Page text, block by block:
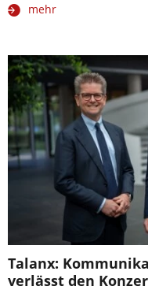
mehr
Talanx:
verlässt den